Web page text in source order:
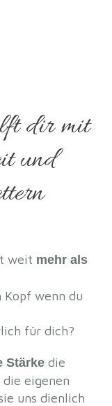
dir mit
und
weit mehr als
Kopf wenn du
für dich?
Stärkedie
eigenen
uns dienlich